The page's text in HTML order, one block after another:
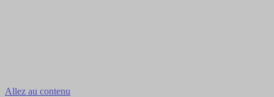
Allez au contenu